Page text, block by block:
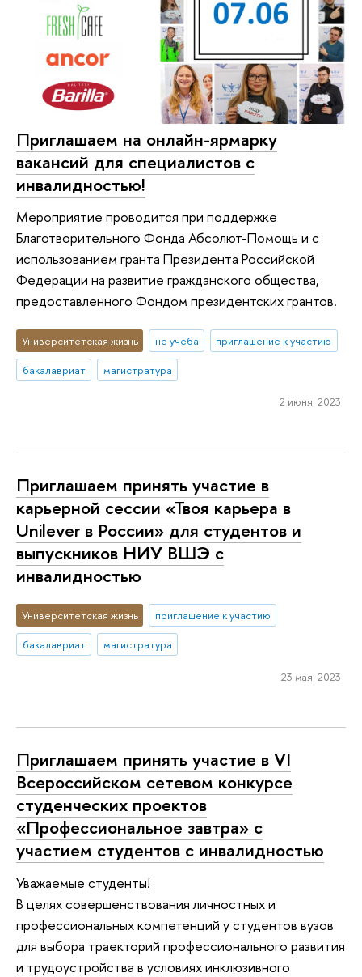
Приглашаем на онлайн-ярмарку
вакансий для специалистов с
инвалидностью!
Мероприятие проводится при поддержке
Благотворительного Фонда Абсолют-Помощь и с
использованием гранта Президента Российской
Федерации на развитие гражданского общества,
предоставленного Фондом президентских грантов.
Университетская жизнь не учеба
приглашение к участию
бакалавриат
магистратура
2 июня 2023
Приглашаем принять участие в
карьерной сессии «Твоя карьера в
Unilever в России» для студентов и
выпускников НИУ ВШЭ с
инвалидностью
Университетская жизнь
приглашение к участию
бакалавриат
магистратура
23 мая 2023
Приглашаем принять участие в VI
Всероссийском сетевом конкурсе
студенческих проектов
«Профессиональное завтра» с
участием студентов с инвалидностью
Уважаемые студенты!
В целях совершенствования личностных и
профессиональных компетенций у студентов вузов
для выбора траекторий профессионального развития
и трудоустройства в условиях инклюзивного